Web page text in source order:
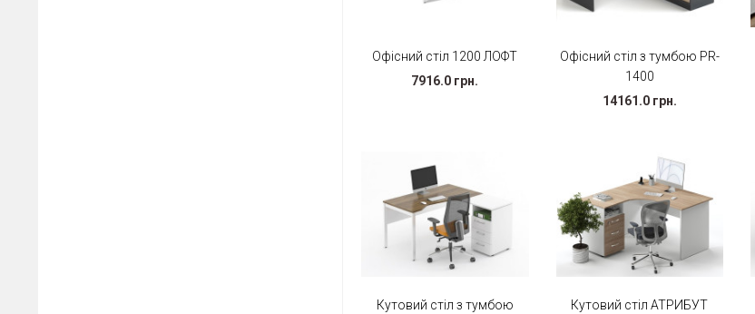
Офісний стіл 1200 ЛОФТ
7916.0 грн.
Офісний стіл з тумбою PR-
1400
14161.0 грн.
Кутовий стіл з тумбою
Кутовий стіл АТРИБУТ